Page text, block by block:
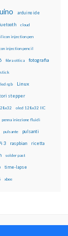
arduino ide
cloud
injection pen
injection pencil
fibra ottica fotografia
led rgb Linux
stepper
oled 128x32 IIC
penna iniezione fluidi
pulsante pulsanti
3 raspbian ricetta
solder past
time-lapse
xbee